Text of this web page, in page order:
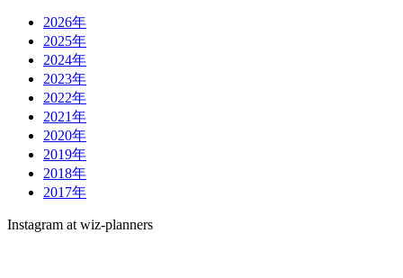
2026年
2025年
2024年
2023年
2022年
2021年
2020年
2019年
2018年
2017年
Instagram at wiz-planners